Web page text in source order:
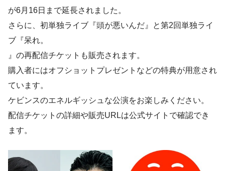
が6月16日まで延長されました。
さらに、初単独ライブ『頭が悪いんだ』と第2回単独ライ
ブ『呆れ。
』の再配信チケットも販売されます。
購入者にはオフショットプレゼントなどの特典が用意され
ています。
ケビンスのエネルギッシュな公演をお楽しみください。
配信チケットの詳細や販売URLは公式サイトで確認でき
ます。